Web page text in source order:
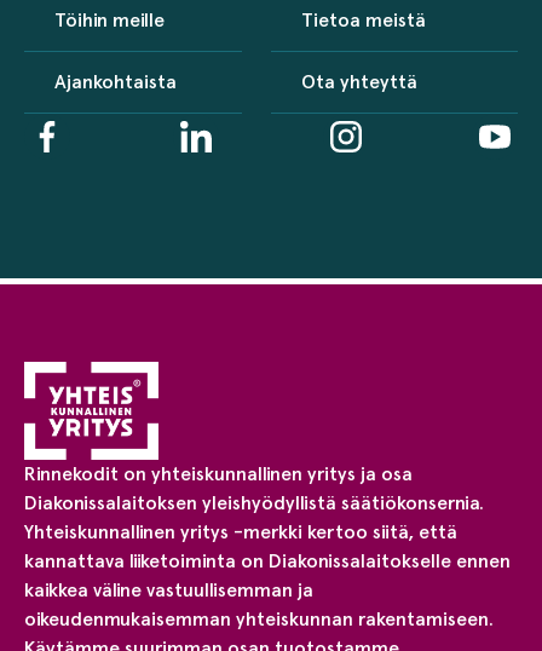
Töihin meille Tietoa meistä
Ajankohtaista Ota yhteyttä
Rinnekodit on yhteiskunnallinen yritys ja osa
Diakonissalaitoksen yleishyödyllistä säätiökonsernia.
Yhteiskunnallinen yritys -merkki kertoo siitä, että
kannattava liiketoiminta on Diakonissalaitokselle ennen
kaikkea väline vastuullisemman ja
oikeudenmukaisemman yhteiskunnan rakentamiseen.